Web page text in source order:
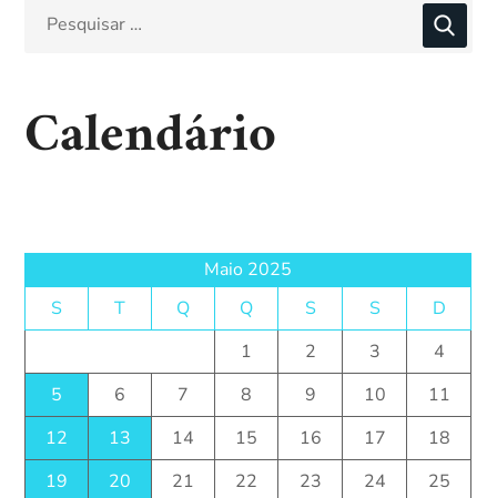
Calendário
Maio 2025
S
T Q Q S S
D
1
2 3
4
5
6 7 8 9 10
11
12
13 14 15 16 17
18
19
20 21 22 23 24
25